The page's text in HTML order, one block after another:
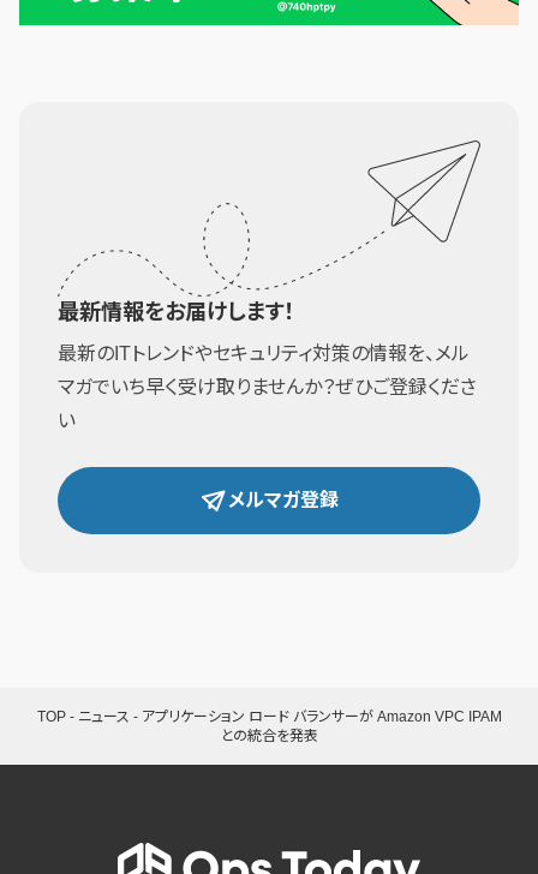
最新情報をお届けします！
最新のITトレンドやセキュリティ対策の情報を、メル
マガでいち早く受け取りませんか？ぜひご登録くださ
い
メルマガ登録
TOP- ニュース - アプリケーション ロード バランサーが Amazon VPC IPAM
との統合を発表